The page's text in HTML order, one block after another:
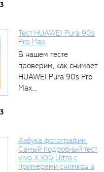
Тест HUAWEI Pura 90s
Pro Max
В нашем тесте
проверим, как снимает
HUAWEI Pura 90s Pro
Max...
Азбука фотографии.
Самый подробный тест
vivo X300 Ultra с
примерами снимков в